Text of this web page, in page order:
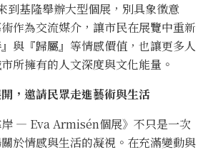
到基隆舉辦大型個展，別具象徵意
作為交流媒介，讓市民在展覽中重新
與『歸屬』等情感價值，也讓更多人
所擁有的人文深度與文化能量。
，邀請民眾走進藝術與生活
岸 — Eva Armisén個展》不只是一次
於情感與生活的凝視。在充滿變動與